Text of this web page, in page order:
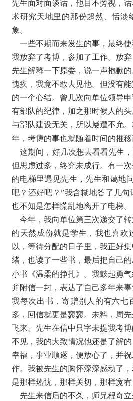
先生面对面谈话，他目不旁视，
术研究天地里的那份超然、恬淡
象。
一些不期而来发生的事，最终使
我放弃了考博，参加了工作。放
先生解释一下原委，说一声抱歉
愧疚，我竟不敢去见他。但没有
的一个心结。曾几次向单位领导
有部队的纪律，加之那时候人的
与部队建设无关，所以屡遭不允
年，考博的事也就随着时间的推移
这期间，好几次想去看看先生，
但思虑过多，终究未成行。有一
的电梯里遇见先生，先生和蔼地
吧？还好吧？”我含糊地答了几句
也不知是怎样慌乱地离开了电梯。
今年，我向单位第三次递交了
的天然成份就是学生，我也喜欢
以，等待分配的日子里，我正好
绪，也读了一些书，最后把自己
小书《温柔的挣扎》。我鼓起勇
并附信一封，表达了自己多年来辜
我每次出书，寄赠别人的有六七
多，回信就更是寥寥。未料，周
飞来。先生在信中只字未提我考
不见，我的大致情况他还是了解
幸福，事业顺遂，便放心了，并
作。我被先生的胸怀深深感动了
是那样热忱，那样关切，那样宽宥
先生来信后的不久，师兄程奇